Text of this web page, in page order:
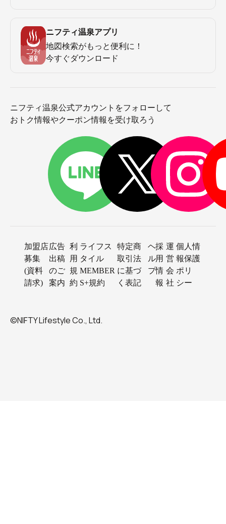
ニフティ温泉アプリ
地図検索がもっと便利に！
今すぐダウンロード
ニフティ温泉公式アカウントをフォローして
おトク情報やクーポン情報を受け取ろう
加盟店
募集
(資料
請求)
広告
出稿
のご
案内
利
用
規
約
ライフス
タイル
MEMBER
S+規約
特定商
取引法
に基づ
く表記
ヘ
ル
プ
採
用
情
報
運
営
会
社
個人情
報保護
ポリ
シー
©NIFTY Lifestyle Co., Ltd.